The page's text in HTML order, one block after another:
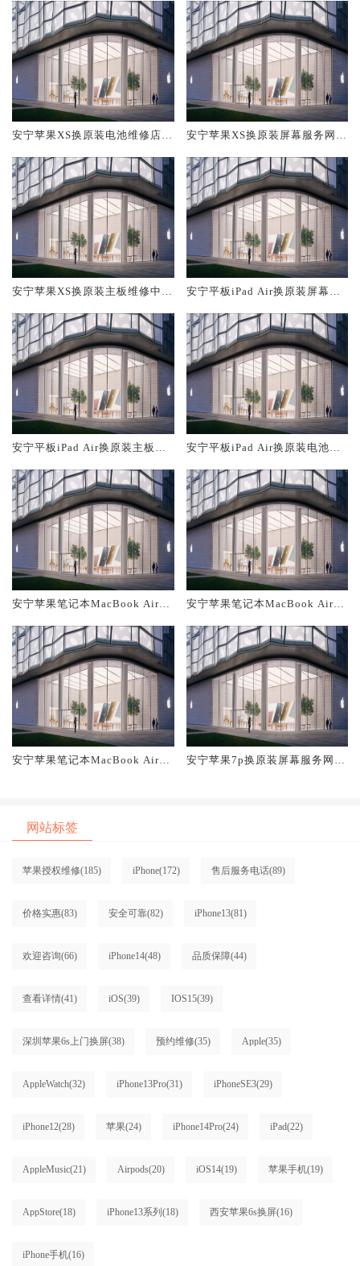
安宁苹果XS换原装电池维修店大
安宁苹果XS换原装屏幕服务网点
安宁苹果XS换原装主板维修中心
安宁平板iPad Air换原装屏幕服
安宁平板iPad Air换原装主板维
安宁平板iPad Air换原装电池维
安宁苹果笔记本MacBook Air换
安宁苹果笔记本MacBook Air换
安宁苹果笔记本MacBook Air换
安宁苹果7p换原装屏幕服务网点
网站标签
苹果授权维修(185) iPhone(172) 售后服务电话(89)
价格实惠(83) 安全可靠(82) iPhone13(81)
欢迎咨询(66) iPhone14(48) 品质保障(44)
查看详情(41) iOS(39) IOS15(39)
深圳苹果6s上门换屏(38) 预约维修(35) Apple(35)
AppleWatch(32) iPhone13Pro(31) iPhoneSE3(29)
iPhone12(28) 苹果(24) iPhone14Pro(24) iPad(22)
AppleMusic(21) Airpods(20) iOS14(19) 苹果手机(19)
AppStore(18) iPhone13系列 (18) 西安苹果6s换屏(16)
iPhone手机(16)